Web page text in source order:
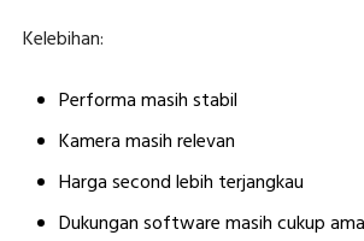
Kelebihan:
Performa masih stabil
Kamera masih relevan
Harga second lebih terjangkau
Dukungan software masih cukup